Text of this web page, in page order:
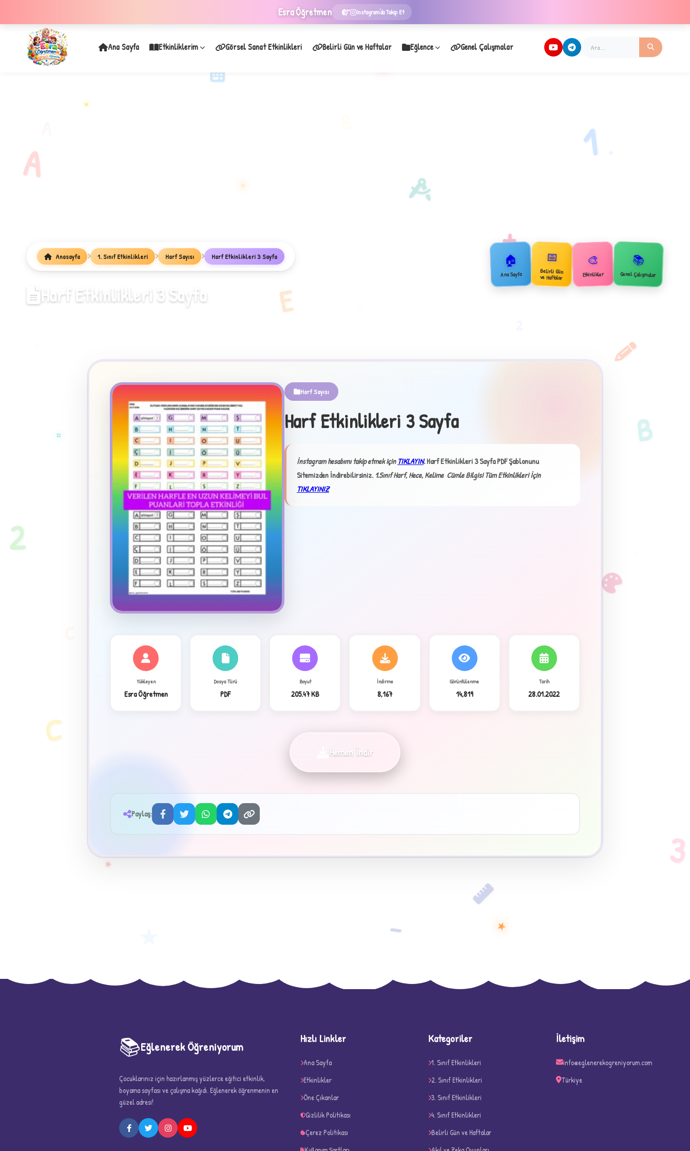
EsraÖğretmen Instagram'da Takip Et
1
✦
✧
★
★
Ana Sayfa Etkinliklerim Görsel Sanat Etkinlikleri Belirli Gün ve Haftalar Eğlence Genel Çalışmalar
Anasayfa 1. Sınıf Etkinlikleri Harf Sayısı Harf Etkinlikleri 3 Sayfa
Harf Etkinlikleri 3 Sayfa
🏠
Ana Sayfa
📅
Belirli Gün
ve Haftalar
🎨
Etkinlikler
📚
Genel Çalışmalar
Harf Sayısı
Harf Etkinlikleri 3 Sayfa
İnstagram hesabımı takip etmek içinTIKLAYIN.Harf Etkinlikleri 3 Sayfa PDF Şablonunu
Sitemizden İndirebilirsiniz. 1.Sınıf Harf, Hece, Kelime Cümle Bilgisi Tüm Etkinlikleri İçin
TIKLAYINIZ
Yükleyen
Esra Öğretmen
Dosya Türü
PDF
Boyut
205.47 KB
İndirme
8,167
Görüntülenme
14,819
Tarih
28.01.2022
Hemen İndir
Paylaş:
A
B
C
D
E
1
2
3
5
+
−
★
📚Eğlenerek Öğreniyorum
Çocuklarınız için hazırlanmış yüzlerce eğitici etkinlik,
boyama sayfası ve çalışma kağıdı. Eğlenerek öğrenmenin en
güzel adresi!
Hızlı Linkler
Ana Sayfa
Etkinlikler
Öne Çıkanlar
Gizlilik Politikası
Çerez Politikası
Kategoriler
1. Sınıf Etkinlikleri
2. Sınıf Etkinlikleri
3. Sınıf Etkinlikleri
4. Sınıf Etkinlikleri
Belirli Gün ve Haftalar
İletişim
info@eglenerekogreniyorum.com
Türkiye